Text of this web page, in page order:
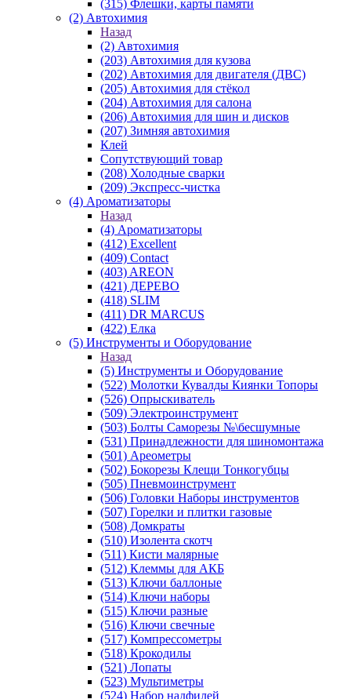
(315) Флешки, карты памяти
(2) Автохимия
Назад
(2) Автохимия
(203) Автохимия для кузова
(202) Автохимия для двигателя (ДВС)
(205) Автохимия для стёкол
(204) Автохимия для салона
(206) Автохимия для шин и дисков
(207) Зимняя автохимия
Клей
Сопутствующий товар
(208) Холодные сварки
(209) Экспреcс-чистка
(4) Ароматизаторы
Назад
(4) Ароматизаторы
(412) Excellent
(409) Contact
(403) AREON
(421) ДЕРЕВО
(418) SLIM
(411) DR MARCUS
(422) Елка
(5) Инструменты и Оборудование
Назад
(5) Инструменты и Оборудование
(522) Молотки Кувалды Киянки Топоры
(526) Опрыскиватель
(509) Электроинструмент
(503) Болты Саморезы №\бесшумные
(531) Принадлежности для шиномонтажа
(501) Ареометры
(502) Бокорезы Клещи Тонкогубцы
(505) Пневмоинструмент
(506) Головки Наборы инструментов
(507) Горелки и плитки газовые
(508) Домкраты
(510) Изолента скотч
(511) Кисти малярные
(512) Клеммы для АКБ
(513) Ключи баллоные
(514) Ключи наборы
(515) Ключи разные
(516) Ключи свечные
(517) Компрессометры
(518) Крокодилы
(521) Лопаты
(523) Мультиметры
(524) Набор надфилей